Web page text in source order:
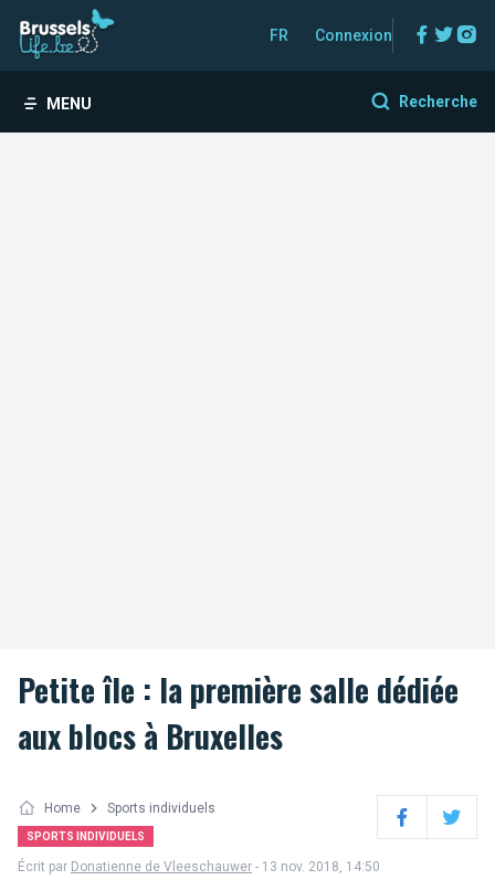
FR Connexion
MENU Recherche
Petite île : la première salle dédiée
aux blocs à Bruxelles
Home Sports individuels
SPORTS INDIVIDUELS FacebookTwitter
Écrit par Donatienne de Vleeschauwer - 13 nov. 2018, 14:50